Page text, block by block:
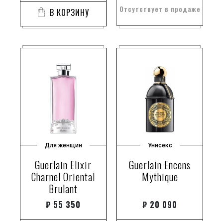
В КОРЗИНУ Отсутствует в продаже
Для женщин
Guerlain Elixir
Charnel Oriental
Brulant
₽ 55 350
Унисекс
Guerlain Encens
Mythique
₽ 20 090